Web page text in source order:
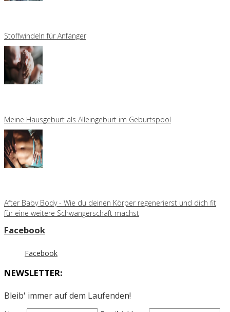
Stoffwindeln für Anfänger
Meine Hausgeburt als Alleingeburt im Geburtspool
After Baby Body - Wie du deinen Körper regenerierst und dich fit
für eine weitere Schwangerschaft machst
Facebook
Facebook
NEWSLETTER:
Bleib' immer auf dem Laufenden!